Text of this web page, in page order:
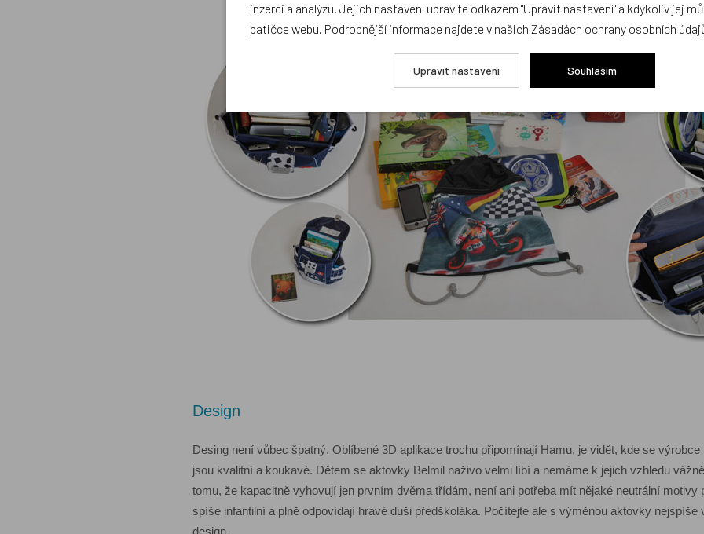
Design
Desing není vůbec špatný. Oblíbené 3D aplikace trochu připomínají Hamu, je vidět, kde se
jsou kvalitní a koukavé. Dětem se aktovky Belmil naživo velmi líbí a nemáme k jejich vzhledu
tomu, že kapacitně vyhovují jen prvním dvěma třídám, není ani potřeba mít nějaké neutrální motivy
spíše infantilní a plně odpovídají hravé duši předškoláka. Počítejte ale s výměnou aktovky nejspíše
design.
inzerci a analýzu. Jejich nastavení upravíte odkazem "Upravit nastavení" a kdykoliv jej
patičce webu. Podrobnější informace najdete v našich Zásadách ochrany osobních
Upravit nastavení Souhlasím